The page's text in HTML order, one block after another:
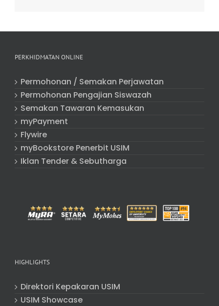
PERKHIDMATAN ONLINE
Permohonan / Semakan Perjawatan
Permohonan Pengajian Siswazah
Semakan Tawaran Kemasukan
myPayment
Flywire
myBookstore Penerbit USIM
Iklan Tender & Sebutharga
HIGHLIGHTS
Direktori Kepakaran USIM
USIM Showcase